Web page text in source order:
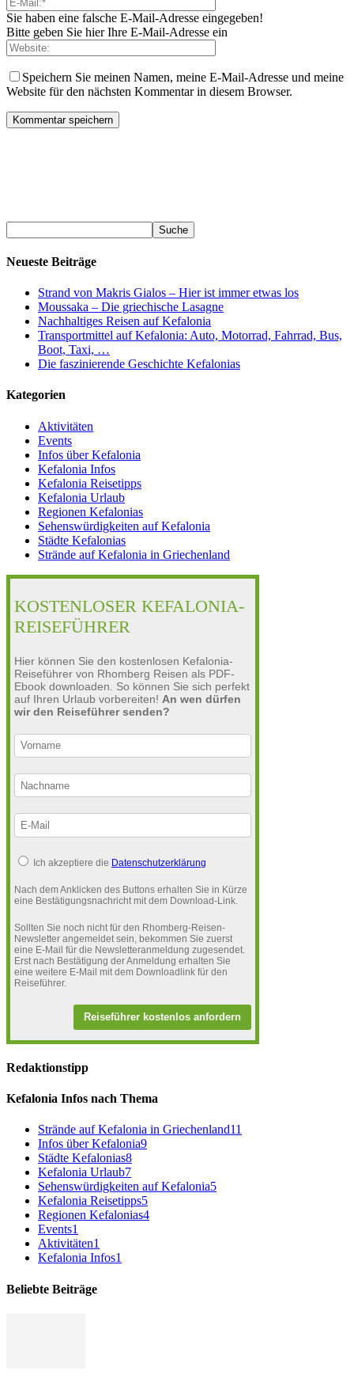
Sie haben eine falsche E-Mail-Adresse eingegeben!
Bitte geben Sie hier Ihre E-Mail-Adresse ein
Speichern Sie meinen Namen, meine E-Mail-Adresse und meine
Website für den nächsten Kommentar in diesem Browser.
Neueste Beiträge
Strand von Makris Gialos – Hier ist immer etwas los
Moussaka – Die griechische Lasagne
Nachhaltiges Reisen auf Kefalonia
Transportmittel auf Kefalonia: Auto, Motorrad, Fahrrad, Bus,
Boot, Taxi, …
Die faszinierende Geschichte Kefalonias
Kategorien
Aktivitäten
Events
Infos über Kefalonia
Kefalonia Infos
Kefalonia Reisetipps
Kefalonia Urlaub
Regionen Kefalonias
Sehenswürdigkeiten auf Kefalonia
Städte Kefalonias
Strände auf Kefalonia in Griechenland
KOSTENLOSER KEFALONIA-
REISEFÜHRER
Hier können Sie den kostenlosen Kefalonia-
Reiseführer von Rhomberg Reisen als PDF-
Ebook downloaden. So können Sie sich perfekt
auf Ihren Urlaub vorbereiten! An wen dürfen
wir den Reiseführer senden?
Ich akzeptiere die Datenschutzerklärung
Nach dem Anklicken des Buttons erhalten Sie in Kürze
eine Bestätigungsnachricht mit dem Download-Link.
Sollten Sie noch nicht für den Rhomberg-Reisen-
Newsletter angemeldet sein, bekommen Sie zuerst
eine E-Mail für die Newsletteranmeldung zugesendet.
Erst nach Bestätigung der Anmeldung erhalten Sie
eine weitere E-Mail mit dem Downloadlink für den
Reiseführer.
Reiseführer kostenlos anfordern
Redaktionstipp
Kefalonia Infos nach Thema
Strände auf Kefalonia in Griechenland11
Infos über Kefalonia9
Städte Kefalonias8
Kefalonia Urlaub7
Sehenswürdigkeiten auf Kefalonia5
Kefalonia Reisetipps5
Regionen Kefalonias4
Events1
Aktivitäten1
Kefalonia Infos1
Beliebte Beiträge